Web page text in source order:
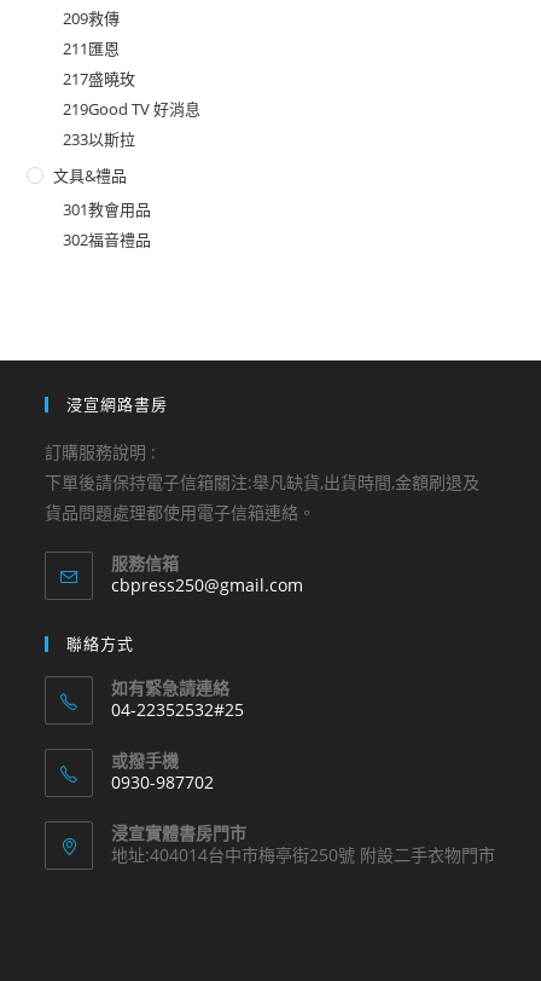
209救傳
211匯恩
217盛曉玫
219Good TV 好消息
233以斯拉
文具&禮品
301教會用品
302福音禮品
浸宣網路書房
訂購服務說明 :
下單後請保持電子信箱關注:舉凡缺貨,出貨時間,金額刷退及
貨品問題處理都使用電子信箱連絡。
服務信箱
cbpress250@gmail.com
聯絡方式
如有緊急請連絡
04-22352532#25
in
your
application
或撥手機
0930-987702
in
your
浸宣實體書房門市
地址:404014台中市梅亭街250號 附設二手衣物門市